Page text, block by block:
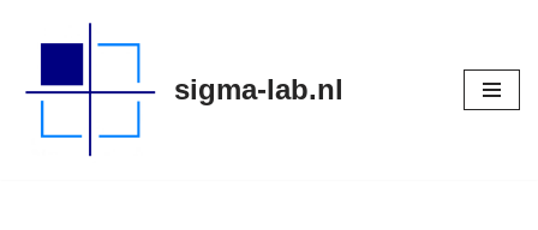
naar
sigma-lab.nl